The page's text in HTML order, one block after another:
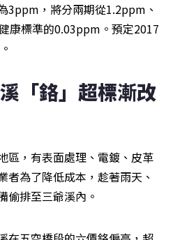
3ppm，將分兩期從1.2ppm、
康標準的0.03ppm。預定2017
「鉻」超標漸改
區，有表面處理、電鍍、皮革
者為了降低成本，趁著雨天、
偷排至三爺溪內。